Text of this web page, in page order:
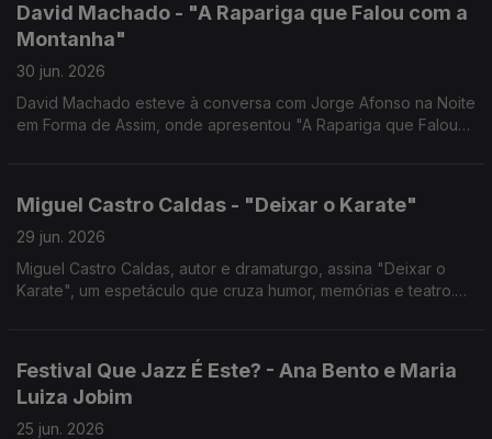
David Machado - "A Rapariga que Falou com a
Montanha"
30 jun. 2026
David Machado esteve à conversa com Jorge Afonso na Noite
em Forma de Assim, onde apresentou "A Rapariga que Falou
Miguel Castro Caldas - "Deixar o Karate"
29 jun. 2026
Miguel Castro Caldas, autor e dramaturgo, assina "Deixar o
Karate", um espetáculo que cruza humor, memórias e teatro.
Festival Que Jazz É Este? - Ana Bento e Maria
Luiza Jobim
25 jun. 2026